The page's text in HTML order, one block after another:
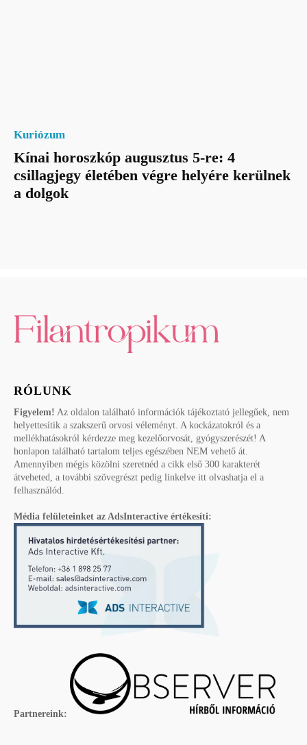
Kuriózum
Kínai horoszkóp augusztus 5-re: 4
csillagjegy életében végre helyére kerülnek
a dolgok
RÓLUNK
Figyelem! Az oldalon található információk tájékoztató jellegűek, nem
helyettesítik a szakszerű orvosi véleményt. A kockázatokról és a
mellékhatásokról kérdezze meg kezelőorvosát, gyógyszerészét! A
honlapon található tartalom teljes egészében NEM vehető át.
Amennyiben mégis közölni szeretnéd a cikk első 300 karakterét
átveheted, a további szövegrészt pedig linkelve itt olvashatja el a
felhasználód.
Média felületeinket az AdsInteractive értékesíti:
Partnereink: